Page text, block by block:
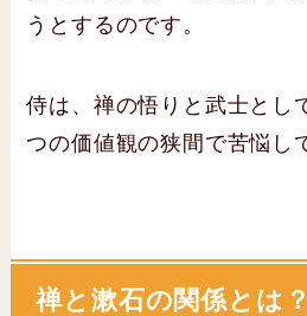
うとするのです。
侍は、禅の悟りと武士とし
つの価値観の狭間で苦悩し
禅と漱石の関係とは？